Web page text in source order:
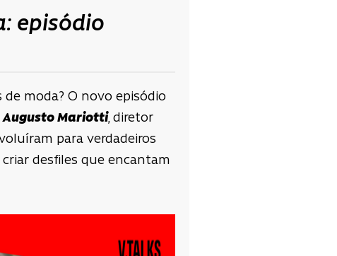
episódio
moda? O novo episódio
Augusto Mariotti, diretor
para verdadeiros
desfiles que encantam